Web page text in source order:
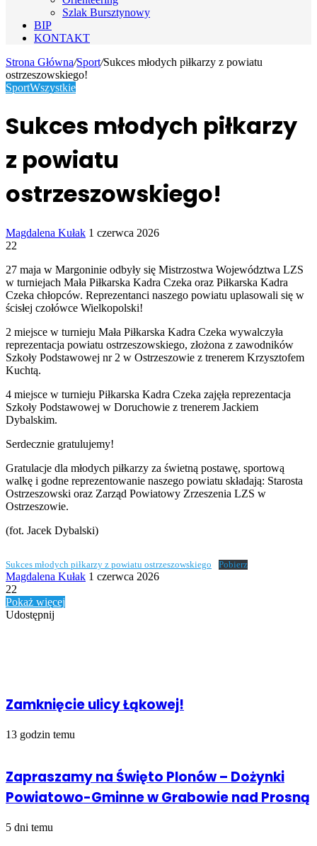
Szlak Bursztynowy
BIP
KONTAKT
Strona Główna/Sport/Sukces młodych piłkarzy z powiatu
ostrzeszowskiego!
SportWszystkie
Sukces młodych piłkarzy
z powiatu
ostrzeszowskiego!
Magdalena Kułak Send
1 czerwca 2026
22
27 maja w Margoninie odbyły się Mistrzostwa Województwa LZS
w turniejach Mała Piłkarska Kadra Czeka oraz Piłkarska Kadra
Czeka chłopców. Reprezentanci naszego powiatu uplasowali się w
ścisłej czołówce Wielkopolski!
2 miejsce w turnieju Mała Piłkarska Kadra Czeka wywalczyła
reprezentacja powiatu ostrzeszowskiego, złożona z zawodników
Szkoły Podstawowej nr 2 w Ostrzeszowie z trenerem Krzysztofem
Kuchtą.
4 miejsce w turnieju Piłkarska Kadra Czeka zajęła reprezentacja
Szkoły Podstawowej w Doruchowie z trenerem Jackiem
Dybalskim.
Serdecznie gratulujemy!
Gratulacje dla młodych piłkarzy za świetną postawę, sportową
walkę i godne reprezentowanie naszego powiatu składają: Starosta
Ostrzeszowski oraz Zarząd Powiatowy Zrzeszenia LZS w
Ostrzeszowie.
(fot. Jacek Dybalski)
Sukces młodych piłkarzy z powiatu ostrzeszowskiego Pobierz
Magdalena Kułak Send
1 czerwca 2026
22
Pokaż więcej
Udostępnij
Zamknięcie ulicy Łąkowej!
13 godzin temu
Zapraszamy na Święto Plonów – Dożynki
Powiatowo-Gminne w Grabowie nad Prosną
5 dni temu